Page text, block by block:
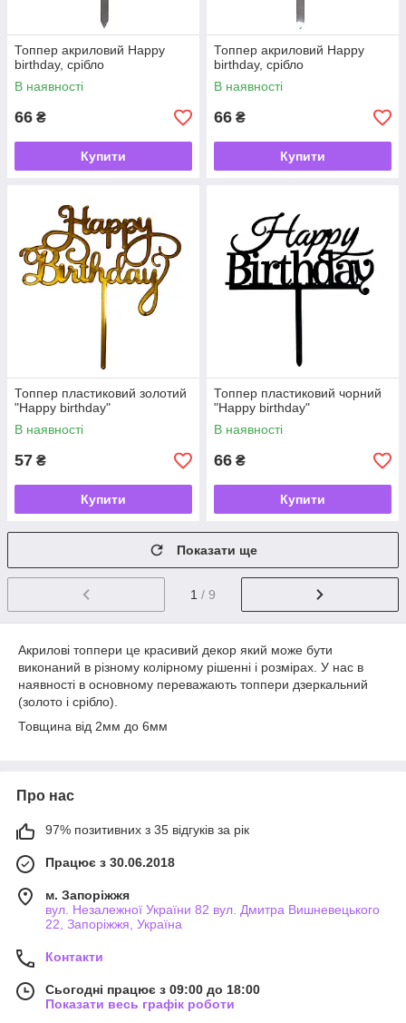
Топпер акриловий Happy
birthday, срібло
В наявності
66 ₴
Купити
Топпер акриловий Happy
birthday, срібло
В наявності
66 ₴
Купити
Топпер пластиковий золотий
"Happy birthday"
В наявності
57 ₴
Купити
Топпер пластиковий чорний
"Happy birthday"
В наявності
66 ₴
Купити
Показати ще
1 / 9
Акрилові топпери це красивий декор який може бути
виконаний в різному колірному рішенні і розмірах. У нас в
наявності в основному переважають топпери дзеркальний
(золото і срібло).
Товщина від 2мм до 6мм
Про нас
97% позитивних з 35 відгуків за рік
Працює з 30.06.2018
м. Запоріжжя
вул. Незалежної України 82 вул. Дмитра Вишневецького
22, Запоріжжя, Україна
Контакти
Сьогодні працює з 09:00 до 18:00
Показати весь графік роботи